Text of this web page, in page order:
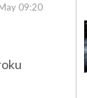
09:20